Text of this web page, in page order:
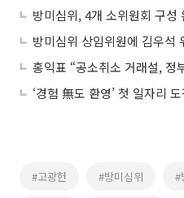
방미심위, 4개 소위원회 구
방미심위 상임위원에 김우
‘경험 無도 환영’ 첫 일자리
#고광헌 #방미심위 #